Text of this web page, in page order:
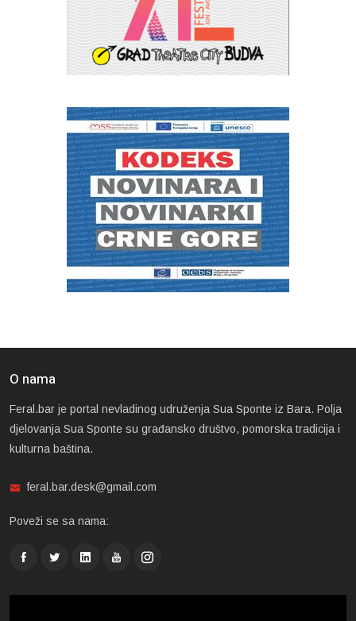
O nama
Feral.bar je portal nevladinog udruženja Sua Sponte iz Bara. Polja
djelovanja Sua Sponte su građansko društvo, pomorska tradicija i
kulturna baština.
feral.bar.desk@gmail.com
Poveži se sa nama: